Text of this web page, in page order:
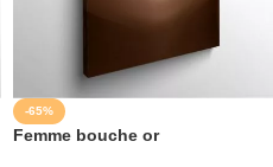
-65%
Femme bouche or